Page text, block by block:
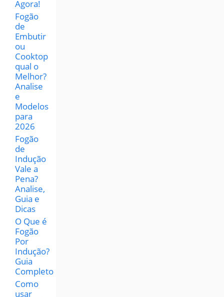
Agora!
Fogão
de
Embutir
ou
Cooktop
qual o
Melhor?
Analise
e
Modelos
para
2026
Fogão
de
Indução
Vale a
Pena?
Analise,
Guia e
Dicas
O Que é
Fogão
Por
Indução?
Guia
Completo
Como
usar